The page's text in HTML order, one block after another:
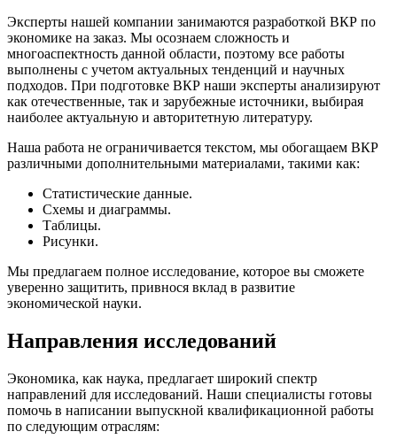
Эксперты нашей компании занимаются разработкой ВКР по
экономике на заказ. Мы осознаем сложность и
многоаспектность данной области, поэтому все работы
выполнены с учетом актуальных тенденций и научных
подходов. При подготовке ВКР наши эксперты анализируют
как отечественные, так и зарубежные источники, выбирая
наиболее актуальную и авторитетную литературу.
Наша работа не ограничивается текстом, мы обогащаем ВКР
различными дополнительными материалами, такими как:
Статистические данные.
Схемы и диаграммы.
Таблицы.
Рисунки.
Мы предлагаем полное исследование, которое вы сможете
уверенно защитить, привнося вклад в развитие
экономической науки.
Направления исследований
Экономика, как наука, предлагает широкий спектр
направлений для исследований. Наши специалисты готовы
помочь в написании выпускной квалификационной работы
по следующим отраслям: